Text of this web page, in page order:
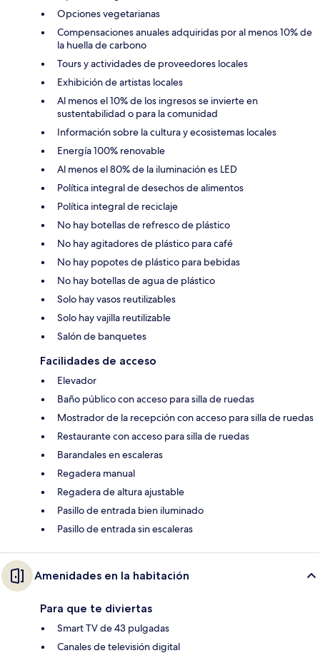
Opciones vegetarianas
Compensaciones anuales adquiridas por al menos 10% de
la huella de carbono
Tours y actividades de proveedores locales
Exhibición de artistas locales
Al menos el 10% de los ingresos se invierte en
sustentabilidad o para la comunidad
Información sobre la cultura y ecosistemas locales
Energía 100% renovable
Al menos el 80% de la iluminación es LED
Política integral de desechos de alimentos
Política integral de reciclaje
No hay botellas de refresco de plástico
No hay agitadores de plástico para café
No hay popotes de plástico para bebidas
No hay botellas de agua de plástico
Solo hay vasos reutilizables
Solo hay vajilla reutilizable
Salón de banquetes
Facilidades de acceso
Elevador
Baño público con acceso para silla de ruedas
Mostrador de la recepción con acceso para silla de ruedas
Restaurante con acceso para silla de ruedas
Barandales en escaleras
Regadera manual
Regadera de altura ajustable
Pasillo de entrada bien iluminado
Pasillo de entrada sin escaleras
Amenidades en la habitación
Para que te diviertas
Smart TV de 43 pulgadas
Canales de televisión digital